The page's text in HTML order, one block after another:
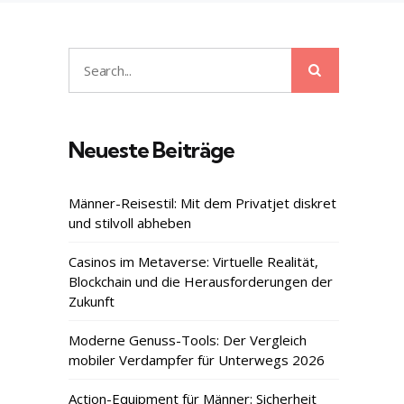
Search
for:
Neueste Beiträge
Männer-Reisestil: Mit dem Privatjet diskret
und stilvoll abheben
Casinos im Metaverse: Virtuelle Realität,
Blockchain und die Herausforderungen der
Zukunft
Moderne Genuss-Tools: Der Vergleich
mobiler Verdampfer für Unterwegs 2026
Action-Equipment für Männer: Sicherheit